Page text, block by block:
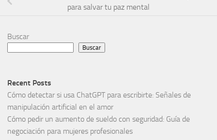
para salvar tu paz mental
Buscar
Buscar
Recent Posts
Cómo detectar si usa ChatGPT para escribirte: Señales de
manipulación artificial en el amor
Cómo pedir un aumento de sueldo con seguridad: Guía de
negociación para mujeres profesionales